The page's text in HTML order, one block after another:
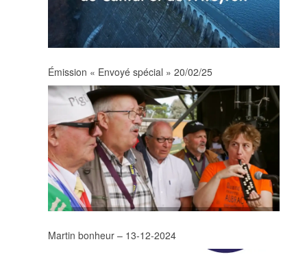
Émission « Envoyé spécial » 20/02/25
Martin bonheur – 13-12-2024